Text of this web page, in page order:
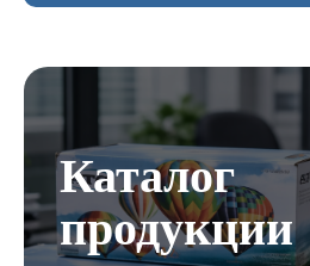
Каталог
продукции